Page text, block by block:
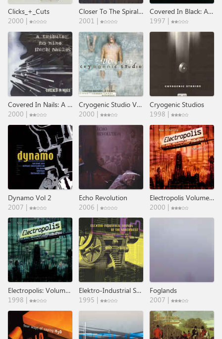
Clicks_+_Cuts
2000 |
Closer To The Spiral - A Tribute To Nine Inch Nails
2001 |
Covered In Black: An Industrial Tribute To The Kings Of High Voltage AC/DC
1997 |
Covered In Nails: A Tribute To Nine Inch Nails
2000 |
Cryogenic Studio Volume 02
2000 |
Cryogenic Studios
1998 |
Dynamo Vol 2
2007 |
Echo Revolution
2006 |
Electropolis Volume II
2000 |
Electropolis: Volume I
1998 |
Elektro-Industrial Sounds Of The Northwest
1995 |
Foglands
2007 |